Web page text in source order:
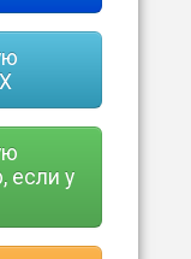
если у